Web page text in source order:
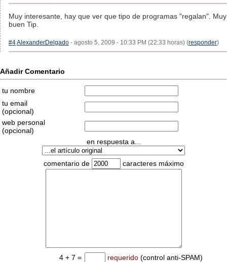
Muy interesante, hay que ver que tipo de programas "regalan". Muy
buen Tip.
#4AlexanderDelgado - agosto 5, 2009 - 10:33 PM (22:33 horas) (responder)
Añadir Comentario
tu nombre
tu email
(opcional)
web personal
(opcional)
en respuesta a...
comentario de caracteres máximo
4 + 7 = requerido (control anti-SPAM)